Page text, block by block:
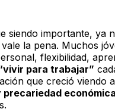
siendo importante, ya
la pena. Muchos
flexibilidad,
para trabajar”
que creció viendo
precariedad